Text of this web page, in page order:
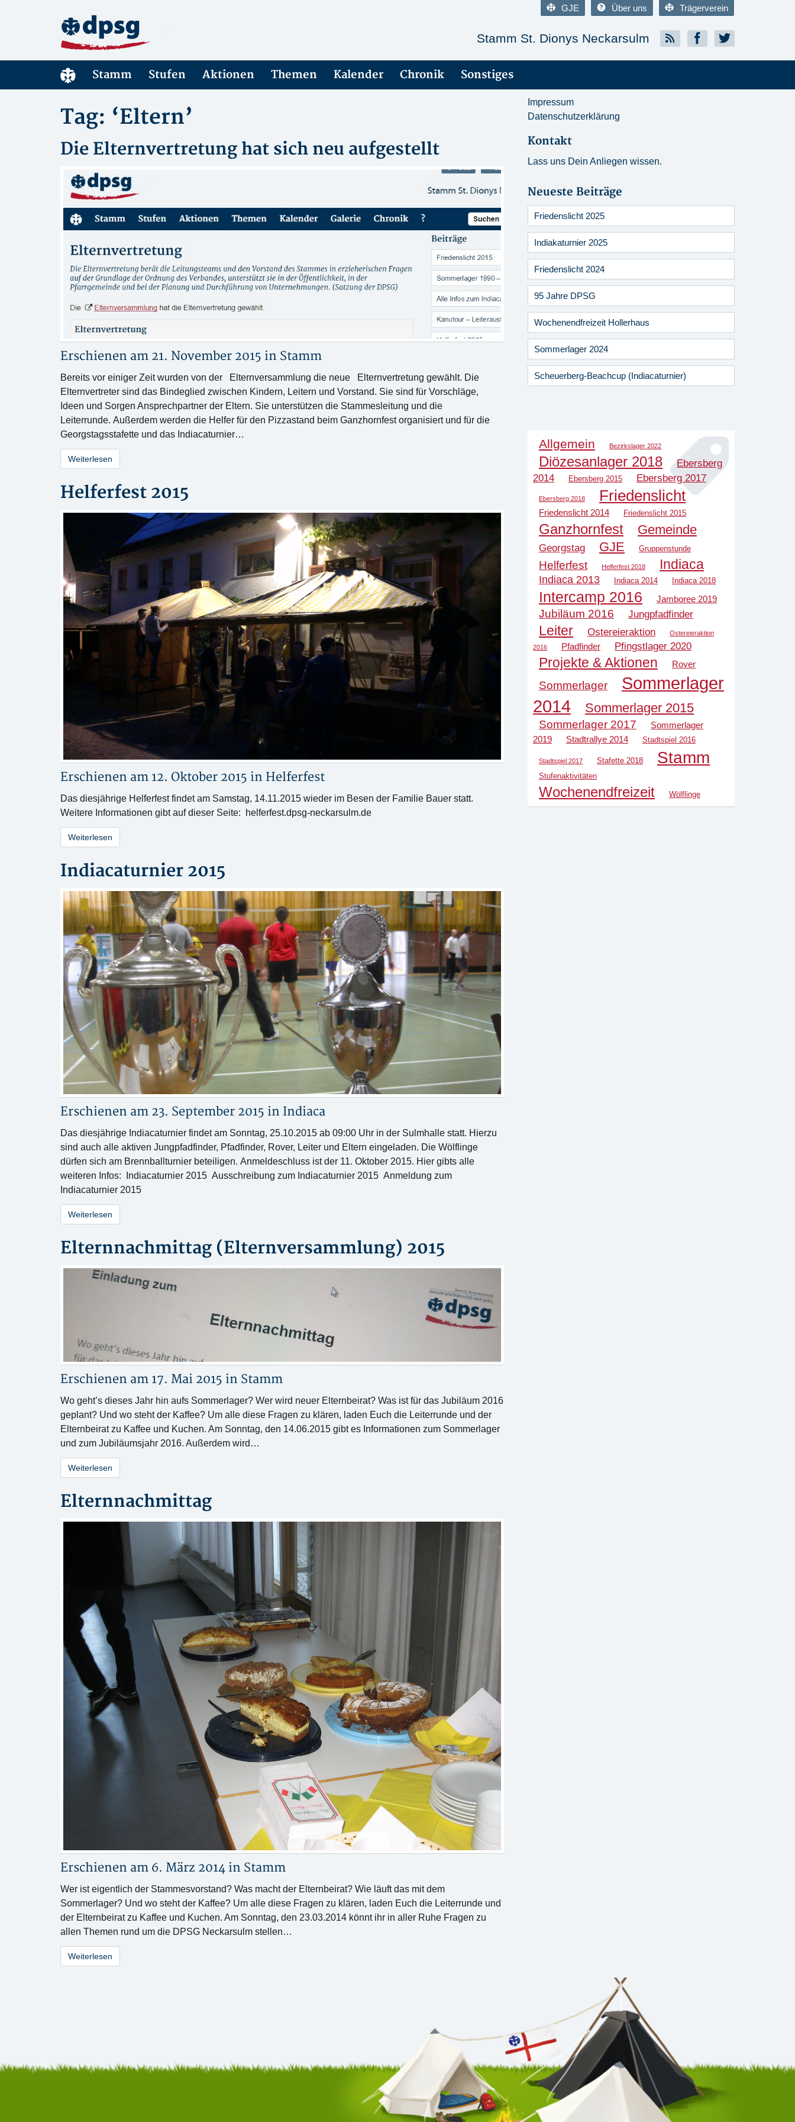
GJE Über uns Trägerverein
Stamm St. Dionys Neckarsulm
Stamm Stufen Aktionen Themen Kalender Chronik Sonstiges
Tag: ‘Eltern’
Die Elternvertretung hat sich neu aufgestellt
Erschienen am 21. November 2015 in Stamm
Bereits vor einiger Zeit wurden von der Elternversammlung die neue Elternvertretung gewählt. Die
Elternvertreter sind das Bindeglied zwischen Kindern, Leitern und Vorstand. Sie sind für Vorschläge,
Ideen und Sorgen Ansprechpartner der Eltern. Sie unterstützen die Stammesleitung und die
Leiterrunde. Außerdem werden die Helfer für den Pizzastand beim Ganzhornfest organisiert und für die
Georgstagsstafette und das Indiacaturnier…
Weiterlesen
Helferfest 2015
Erschienen am 12. Oktober 2015 in Helferfest
Das diesjährige Helferfest findet am Samstag, 14.11.2015 wieder im Besen der Familie Bauer statt.
Weitere Informationen gibt auf dieser Seite: helferfest.dpsg-neckarsulm.de
Weiterlesen
Indiacaturnier 2015
Erschienen am 23. September 2015 in Indiaca
Das diesjährige Indiacaturnier findet am Sonntag, 25.10.2015 ab 09:00 Uhr in der Sulmhalle statt. Hierzu
sind auch alle aktiven Jungpfadfinder, Pfadfinder, Rover, Leiter und Eltern eingeladen. Die Wölflinge
dürfen sich am Brennballturnier beteiligen. Anmeldeschluss ist der 11. Oktober 2015. Hier gibts alle
weiteren Infos: Indiacaturnier 2015 Ausschreibung zum Indiacaturnier 2015 Anmeldung zum
Indiacaturnier 2015
Weiterlesen
Elternnachmittag (Elternversammlung) 2015
Erschienen am 17. Mai 2015 in Stamm
Wo geht’s dieses Jahr hin aufs Sommerlager? Wer wird neuer Elternbeirat? Was ist für das Jubiläum 2016
geplant? Und wo steht der Kaffee? Um alle diese Fragen zu klären, laden Euch die Leiterrunde und der
Elternbeirat zu Kaffee und Kuchen. Am Sonntag, den 14.06.2015 gibt es Informationen zum Sommerlager
und zum Jubiläumsjahr 2016. Außerdem wird…
Weiterlesen
Elternnachmittag
Erschienen am 6. März 2014 in Stamm
Wer ist eigentlich der Stammesvorstand? Was macht der Elternbeirat? Wie läuft das mit dem
Sommerlager? Und wo steht der Kaffee? Um alle diese Fragen zu klären, laden Euch die Leiterrunde und
der Elternbeirat zu Kaffee und Kuchen. Am Sonntag, den 23.03.2014 könnt ihr in aller Ruhe Fragen zu
allen Themen rund um die DPSG Neckarsulm stellen…
Weiterlesen
Impressum
Datenschutzerklärung
Kontakt
Lass uns Dein Anliegen wissen.
Neueste Beiträge
Friedenslicht 2025
Indiakaturnier 2025
Friedenslicht 2024
95 Jahre DPSG
Wochenendfreizeit Hollerhaus
Sommerlager 2024
Scheuerberg-Beachcup (Indiacaturnier)
Allgemein Bezirkslager 2022
Diözesanlager 2018
Ebersberg
2014
Ebersberg 2015 Ebersberg 2017
Ebersberg 2018 Friedenslicht
Friedenslicht 2014 Friedenslicht 2015
Ganzhornfest Gemeinde
Georgstag GJE Gruppenstunde
Helferfest Helferfest 2018 Indiaca
Indiaca 2013 Indiaca 2014 Indiaca 2018
Intercamp 2016 Jamboree 2019
Jubiläum 2016 Jungpfadfinder
Leiter Ostereieraktion
Ostereieraktion
2016
Pfadfinder Pfingstlager 2020
Projekte & Aktionen Rover
Sommerlager
Sommerlager
2014
Sommerlager 2015
Sommerlager 2017
Sommerlager
2019
Stadtrallye 2014 Stadtspiel 2016
Stadtspiel 2017 Stafette 2018 Stamm
Stufenaktivitäten
Wochenendfreizeit Wölflinge